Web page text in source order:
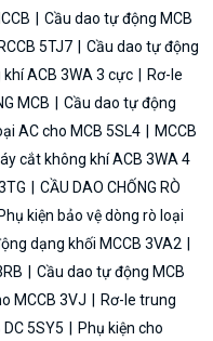
Cầu dao tự động MCB
5TJ7
Cầu dao tự động
ACB 3WA 3 cực
Rơ-le
MCB
Cầu dao tự động
AC cho MCB 5SL4
MCCB
cắt không khí ACB 3WA 4
CẦU DAO CHỐNG RÒ
Phụ kiện bảo vệ dòng rò loại
dạng khối MCCB 3VA2
Cầu dao tự động MCB
MCCB 3VJ
Rơ-le trung
5SY5
Phụ kiện cho